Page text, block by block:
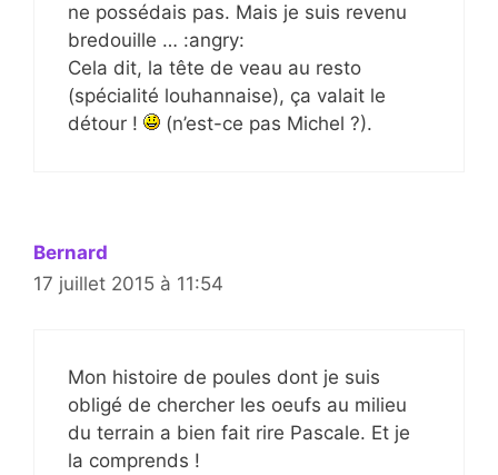
ne possédais pas. Mais je suis revenu
bredouille … :angry:
Cela dit, la tête de veau au resto
(spécialité louhannaise), ça valait le
détour !
(n’est-ce pas Michel ?).
Bernard
17 juillet 2015 à 11:54
Mon histoire de poules dont je suis
obligé de chercher les oeufs au milieu
du terrain a bien fait rire Pascale. Et je
la comprends !